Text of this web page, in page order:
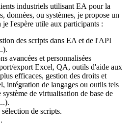
industriels utilisant EA pour la
données, ou systèmes, je propose un
l'espère utile aux participants :
des scripts dans EA et de l'API
avancées et personnalisées
export Excel, QA, outils d'aide aux
efficaces, gestion des droits et
intégration de langages ou outils tels
de virtualisation de base de
de scripts.